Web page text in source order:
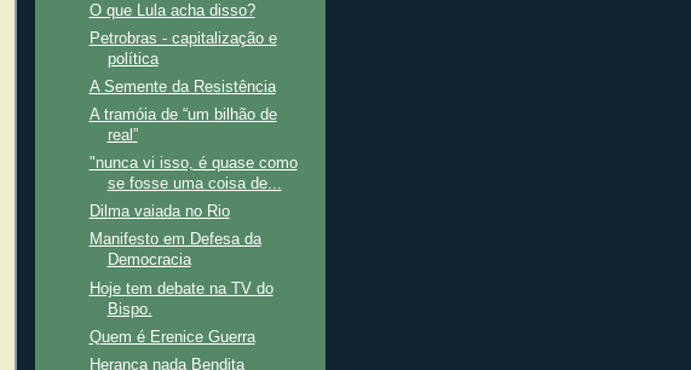
O que Lula acha disso?
Petrobras - capitalização e
política
A Semente da Resistência
A tramóia de “um bilhão de
real”
"nunca vi isso, é quase como
se fosse uma coisa de...
Dilma vaiada no Rio
Manifesto em Defesa da
Democracia
Hoje tem debate na TV do
Bispo.
Quem é Erenice Guerra
Herança nada Bendita